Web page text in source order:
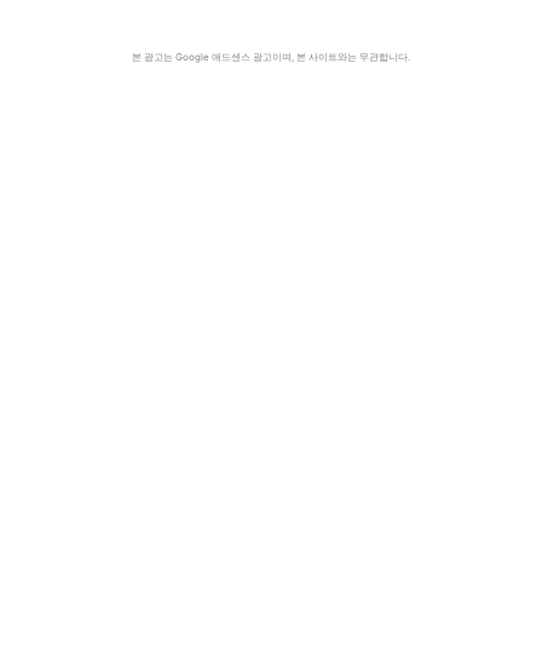
본 광고는 Google 애드센스 광고이며, 본 사이트와는 무관합니다.